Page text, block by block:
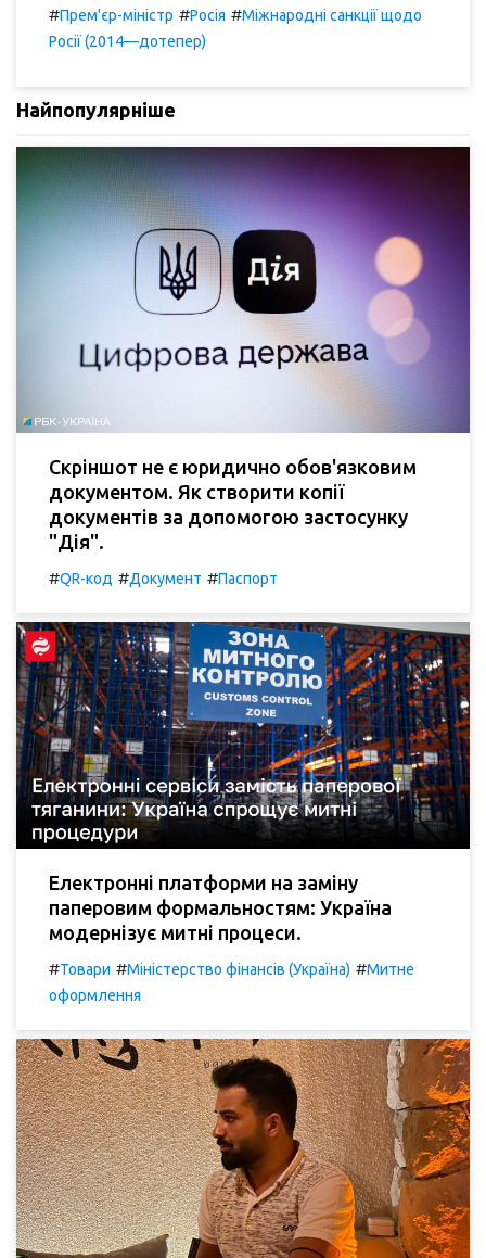
#Прем'єр-міністр #Росія #Міжнародні санкції щодо
Росії (2014—дотепер)
Найпопулярніше
Скріншот не є юридично обов'язковим
документом. Як створити копії
документів за допомогою застосунку
"Дія".
#QR-код #Документ #Паспорт
Електронні платформи на заміну
паперовим формальностям: Україна
модернізує митні процеси.
#Товари #Міністерство фінансів (Україна) #Митне
оформлення